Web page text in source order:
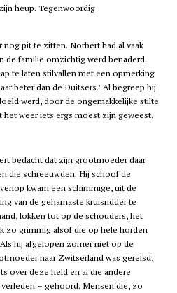
heup. Tegenwoordig
pit te zitten. Norbert had al vaak
de familie omzichtig werd benaderd.
te laten stilvallen met een opmerking
beter dan de Duitsers.’ Al begreep hij
werd, door de ongemakkelijke stilte
het weer iets ergs moest zijn geweest.
bedacht dat zijn grootmoeder daar
die schreeuwden. Hij schoof de
kwam een schimmige, uit de
van de geharnaste kruisridder te
lokken tot op de schouders, het
zo grimmig alsof die op hele horden
hij afgelopen zomer niet op de
naar Zwitserland was gereisd,
over deze held en al die andere
– gehoord. Mensen die, zo